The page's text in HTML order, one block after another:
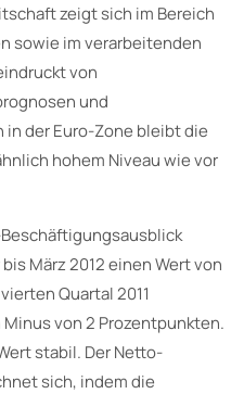
zeigt sich im Bereich
sowie im verarbeitenden
von
und
der Euro-Zone bleibt die
hohem Niveau wie vor
März 2012 einen Wert von
Quartal 2011
von 2 Prozentpunkten.
stabil. Der Netto-
sich, indem die